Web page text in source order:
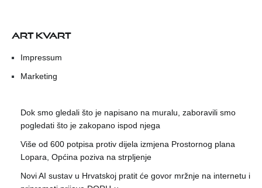
ART KVART
Impressum
Marketing
Dok smo gledali što je napisano na muralu, zaboravili smo
pogledati što je zakopano ispod njega
Više od 600 potpisa protiv dijela izmjena Prostornog plana
Lopara, Općina poziva na strpljenje
Novi AI sustav u Hrvatskoj pratit će govor mržnje na internetu i